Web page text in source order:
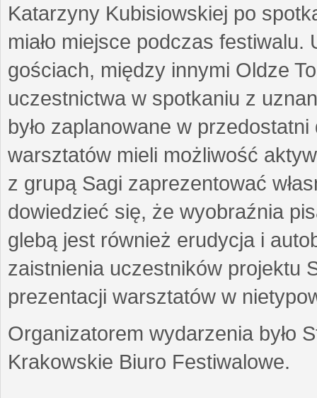
Katarzyny Kubisiowskiej po
miało miejsce podczas
gościach, między innymi Oldze
uczestnictwa w spotkaniu z
było zaplanowane w
warsztatów mieli możliwość
z grupą Sagi zaprezentować
dowiedzieć się, że wyobraźnia
glebą jest również erudycja i
zaistnienia uczestników projektu
prezentacji warsztatów w
Organizatorem wydarzenia było
Krakowskie Biuro Festiwalowe.